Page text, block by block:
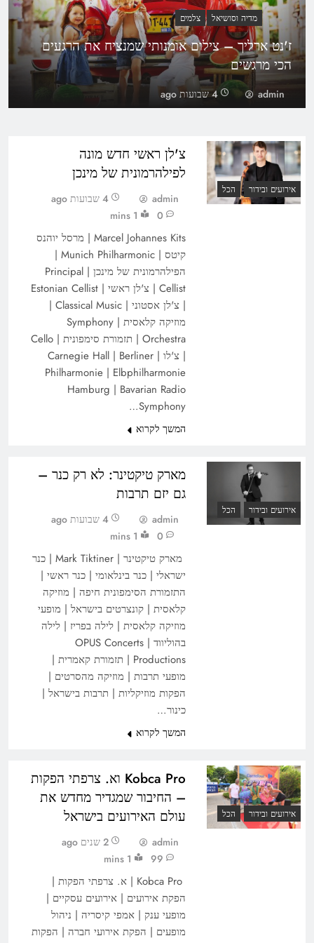
מדיה וסושיאל צלמים
ז'נט ארליך – צילום אומנותי שמנציח את הרגעים
הכי מרגשים
admin 4 שבועות ago
אירועים ובידור הכל
צ'לן ראשי חדש מונה
לפילהרמונית של מינכן
admin
4 שבועות ago
0
1 mins
Marcel Johannes Kits | מרסל יוהנס
קיטס | Munich Philharmonic |
הפילהרמונית של מינכן | Principal
Cellist | צ'לן ראשי | Estonian Cellist
| צ'לן אסטוני | Classical Music |
מוזיקה קלאסית | Symphony
Orchestra | תזמורת סימפונית | Cello
| צ'לו | Carnegie Hall | Berliner
Philharmonie | Elbphilharmonie
Hamburg | Bavarian Radio
Symphony…
המשך לקרוא
אירועים ובידור הכל
מארק טיקטינר: לא רק כנר –
גם יזם תרבות
admin
4 שבועות ago
0
1 mins
מארק טיקטינר | Mark Tiktiner | כנר
ישראלי | כנר בינלאומי | כנר ראשי |
התזמורת הסימפונית חיפה | מוזיקה
קלאסית | קונצרטים בישראל | מופעי
מוזיקה קלאסית | לילה בפריז | לילה
בהוליווד | OPUS Concerts
Productions | תזמורת קאמרית |
מופעי תרבות | מוזיקה מהסרטים |
הפקות מוזיקליות | תרבות בישראל |
כינור…
המשך לקרוא
אירועים ובידור הכל
Kobca Pro וא. צרפתי הפקות
– החיבור שמגדיר מחדש את
עולם האירועים בישראל
admin
2 שנים ago
99
1 mins
Kobca Pro | א. צרפתי הפקות |
הפקת אירועים | אירועים עסקיים |
מופעי ענק | אמפי קיסריה | ניהול
מופעים | הפקת אירועי חברה | הפקות